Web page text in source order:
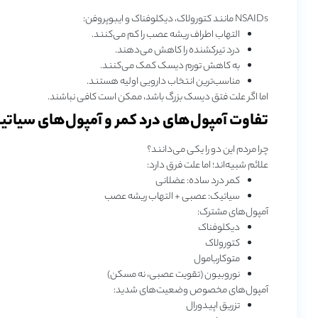
NSAIDs مانند کتورولاک، دیکلوفناک و ایبوپروفن:
التهاب اطراف ریشه عصب را کم می‌کنند.
درد تیرکشنده را کاهش می‌دهند.
به کاهش تورم دیسک کمک می‌کنند.
مناسب‌ترین انتخاب دارویی اولیه هستند.
اما اگر علت فتق دیسک بزرگ باشد، ممکن است کافی نباشند.
تفاوت آمپول‌های درد کمر و آمپول‌های
چرا مردم این دو را یکی می‌دانند؟
علائم شبیه‌اند؛ اما علت فرق دارد:
کمر درد ساده: عضلانی
سیاتیک: عصبی + التهاب ریشه عصب
آمپول‌های مشترک:
دیکلوفناک
کتورولاک
متوکاربامول
نوروبیون (تقویت عصبی، نه مسکن)
آمپول‌های مخصوص وضعیت‌های شدید:
تزریق اپیدورال